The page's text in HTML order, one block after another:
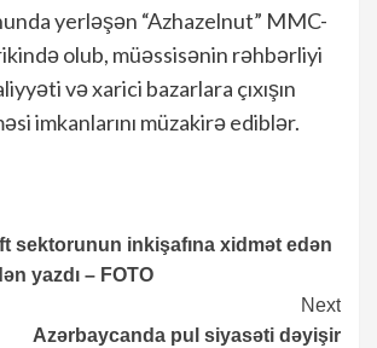
yerləşən “Azhazelnut” MMC-
olub, müəssisənin rəhbərliyi
və xarici bazarlara çıxışın
imkanlarını müzakirə ediblər.
sektorunun inkişafına xidmət edən
yazdı – FOTO
Next
Azərbaycanda pul siyasəti dəyişir